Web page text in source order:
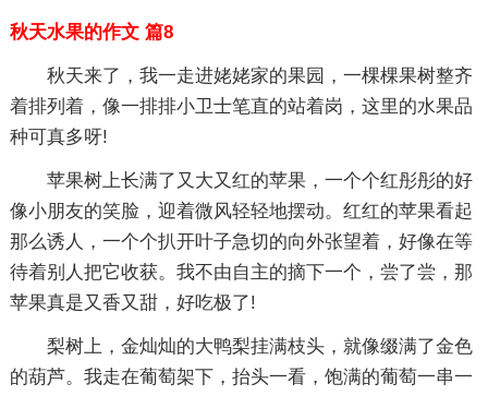
秋天水果的作文 篇8
秋天来了，我一走进姥姥家的果园，一棵棵果树整齐
着排列着，像一排排小卫士笔直的站着岗，这里的水果品
种可真多呀!
苹果树上长满了又大又红的苹果，一个个红彤彤的好
像小朋友的笑脸，迎着微风轻轻地摆动。红红的苹果看起
那么诱人，一个个扒开叶子急切的向外张望着，好像在等
待着别人把它收获。我不由自主的摘下一个，尝了尝，那
苹果真是又香又甜，好吃极了!
梨树上，金灿灿的大鸭梨挂满枝头，就像缀满了金色
的葫芦。我走在葡萄架下，抬头一看，饱满的葡萄一串一